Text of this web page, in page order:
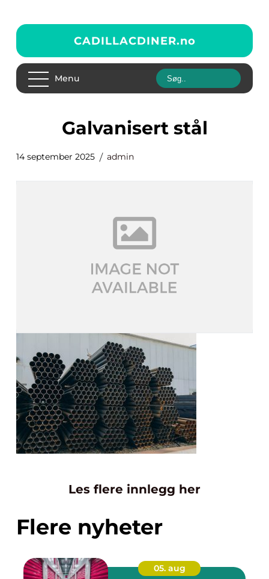
CADILLACDINER.no
Menu
galvanisert stål
14 september 2025 admin
Les flere innlegg her
Flere nyheter
05. aug